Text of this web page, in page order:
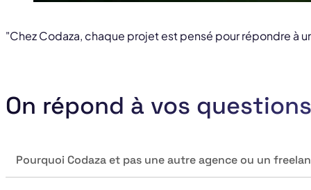
On répond à vos questions
Pourquoi Codaza et pas une autre agence ou un
"Chez Codaza, chaque projet est pensé pour répondre